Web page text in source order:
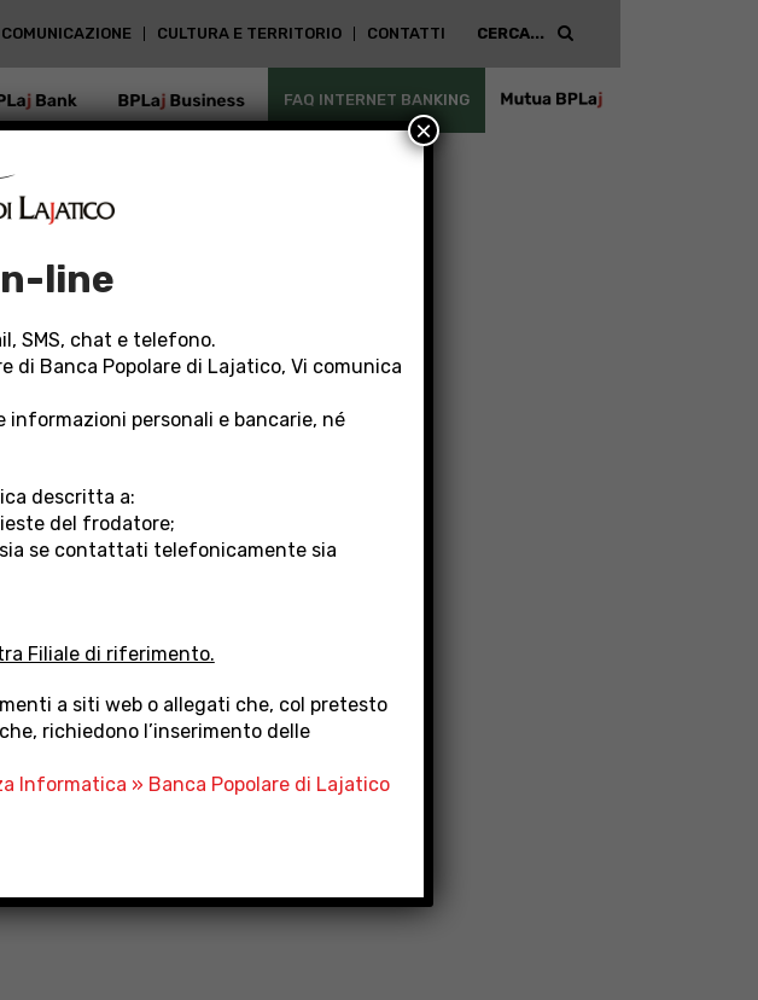
COMUNICAZIONE CULTURA E TERRITORIO CONTATTI
BANK BPLAJ BUSINESS FAQ INTERNET BANKING MUTUA
line
SMS, chat e telefono.
di Banca Popolare di Lajatico, Vi comunica
informazioni personali e bancarie, né
descritta a:
del frodatore;
se contattati telefonicamente sia
Filiale di riferimento.
a siti web o allegati che, col pretesto
richiedono l’inserimento delle
Informatica » Banca Popolare di Lajatico
×